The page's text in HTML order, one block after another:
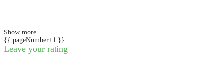
Show more
{{ pageNumber+1 }}
Leave your rating